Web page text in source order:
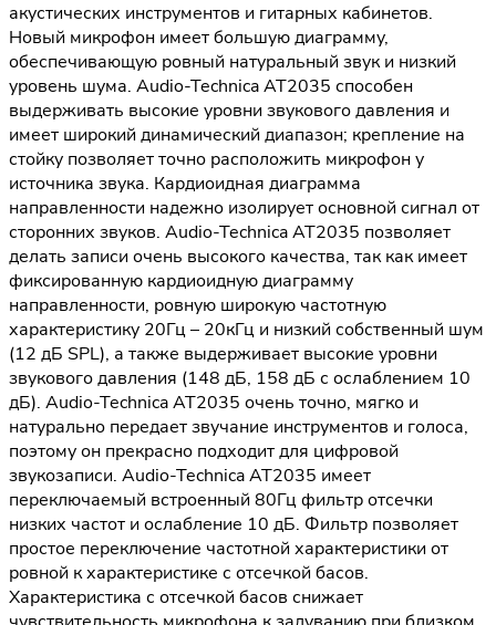
акустических инструментов и гитарных кабинетов.
Новый микрофон имеет большую диаграмму,
обеспечивающую ровный натуральный звук и низкий
уровень шума. Audio-Technica AT2035 способен
выдерживать высокие уровни звукового давления и
имеет широкий динамический диапазон; крепление на
стойку позволяет точно расположить микрофон у
источника звука. Кардиоидная диаграмма
направленности надежно изолирует основной сигнал от
сторонних звуков. Audio-Technica AT2035 позволяет
делать записи очень высокого качества, так как имеет
фиксированную кардиоидную диаграмму
направленности, ровную широкую частотную
характеристику 20Гц – 20кГц и низкий собственный шум
(12 дБ SPL), а также выдерживает высокие уровни
звукового давления (148 дБ, 158 дБ с ослаблением 10
дБ). Audio-Technica AT2035 очень точно, мягко и
натурально передает звучание инструментов и голоса,
поэтому он прекрасно подходит для цифровой
звукозаписи. Audio-Technica AT2035 имеет
переключаемый встроенный 80Гц фильтр отсечки
низких частот и ослабление 10 дБ. Фильтр позволяет
простое переключение частотной характеристики от
ровной к характеристике с отсечкой басов.
Характеристика с отсечкой басов снижает